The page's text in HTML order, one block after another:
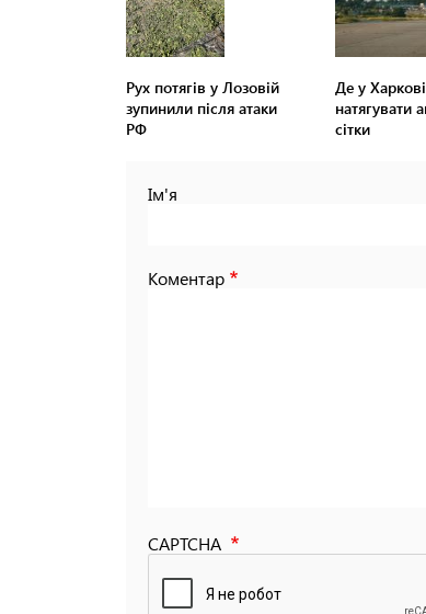
Рух потягів у Лозовій
зупинили після атаки
РФ
Де у
натягувати
сітки
Ім'я
Коментар
CAPTCHA